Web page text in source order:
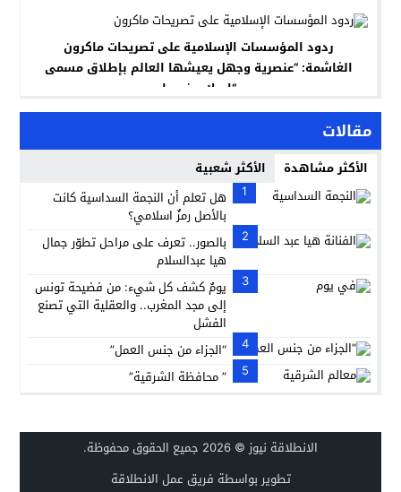
ردود المؤسسات الإسلامية على تصريحات ماكرون
الغاشمة: “عنصرية وجهل يعيشها العالم بإطلاق مسمى
“إسلاموفوبيا
مقالات
الأكثر مشاهدة
الأكثر شعبية
1
هل تعلم أن النجمة السداسية كانت
بالأصل رمزٌ اسلامي؟
2
بالصور.. تعرف على مراحل تطوّر جمال
هيا عبدالسلام
3
يومٌ كشف كل شيء: من فضيحة تونس
إلى مجد المغرب.. والعقلية التي تصنع
الفشل
4
“الجزاء من جنس العمل”
5
” محافظة الشرقية”
الانطلاقة نيوز© 2026 جميع الحقوق محفوظة.
تطوير بواسطة فريق عمل الانطلاقة